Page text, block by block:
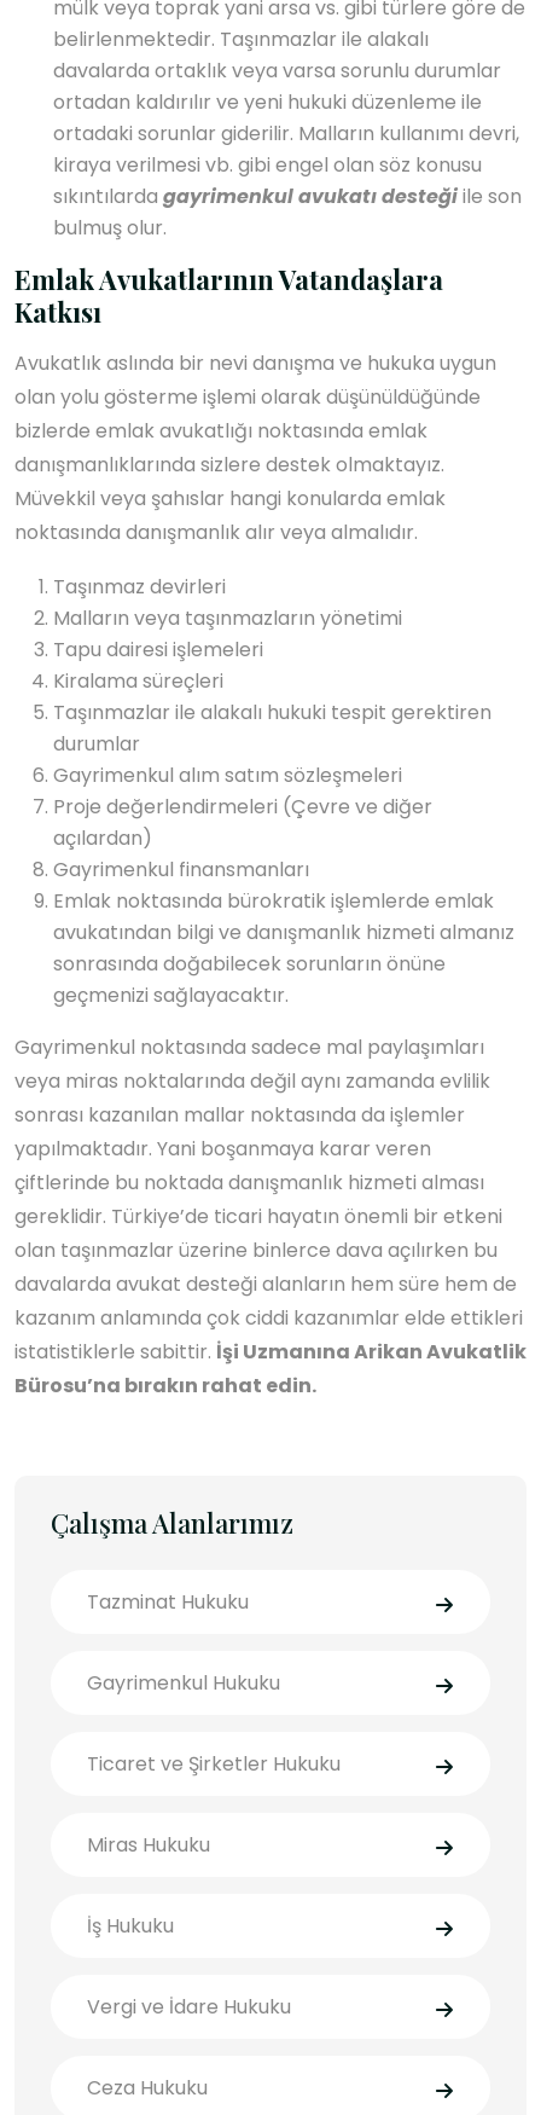
mülk veya toprak yani arsa vs. gibi türlere göre de
belirlenmektedir. Taşınmazlar ile alakalı
davalarda ortaklık veya varsa sorunlu durumlar
ortadan kaldırılır ve yeni hukuki düzenleme ile
ortadaki sorunlar giderilir. Malların kullanımı devri,
kiraya verilmesi vb. gibi engel olan söz konusu
sıkıntılarda gayrimenkul avukatı desteğiile son
bulmuş olur.
Emlak Avukatlarının Vatandaşlara
Katkısı
Avukatlık aslında bir nevi danışma ve hukuka uygun
olan yolu gösterme işlemi olarak düşünüldüğünde
bizlerde emlak avukatlığı noktasında emlak
danışmanlıklarında sizlere destek olmaktayız.
Müvekkil veya şahıslar hangi konularda emlak
noktasında danışmanlık alır veya almalıdır.
Taşınmaz devirleri
Malların veya taşınmazların yönetimi
Tapu dairesi işlemeleri
Kiralama süreçleri
Taşınmazlar ile alakalı hukuki tespit gerektiren
durumlar
Gayrimenkul alım satım sözleşmeleri
Proje değerlendirmeleri (Çevre ve diğer
açılardan)
Gayrimenkul finansmanları
Emlak noktasında bürokratik işlemlerde emlak
avukatından bilgi ve danışmanlık hizmeti almanız
sonrasında doğabilecek sorunların önüne
geçmenizi sağlayacaktır.
Gayrimenkul noktasında sadece mal paylaşımları
veya miras noktalarında değil aynı zamanda evlilik
sonrası kazanılan mallar noktasında da işlemler
yapılmaktadır. Yani boşanmaya karar veren
çiftlerinde bu noktada danışmanlık hizmeti alması
gereklidir. Türkiye’de ticari hayatın önemli bir etkeni
olan taşınmazlar üzerine binlerce dava açılırken bu
davalarda avukat desteği alanların hem süre hem de
kazanım anlamında çok ciddi kazanımlar elde ettikleri
istatistiklerle sabittir. İşi Uzmanına Arikan Avukatlik
Bürosu’na bırakın rahat edin.
Çalışma Alanlarımız
Tazminat Hukuku
Gayrimenkul Hukuku
Ticaret ve Şirketler Hukuku
Miras Hukuku
İş Hukuku
Vergi ve İdare Hukuku
Ceza Hukuku